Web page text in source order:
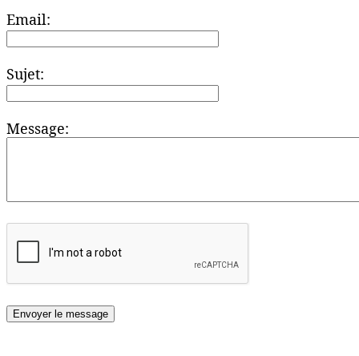
Email:
Sujet:
Message:
Envoyer le message